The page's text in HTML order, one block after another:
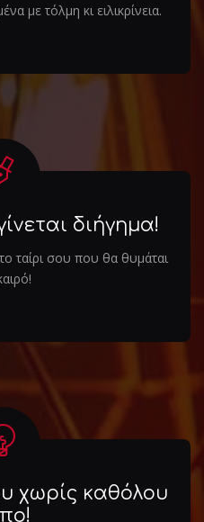
με τόλμη κι ειλικρίνεια.
διήγημα!
ταίρι σου που θα θυμάται
χωρίς καθόλου